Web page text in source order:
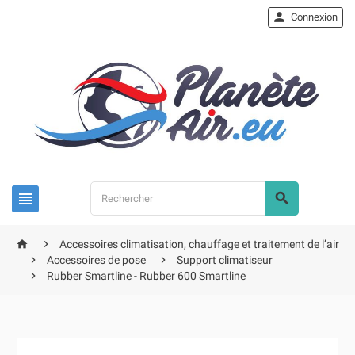
 
 Connexion
 
Accessoires climatisation, chauffage et traitement de l’air

Accessoires de pose 
Support climatiseur

Rubber Smartline - Rubber 600 Smartline